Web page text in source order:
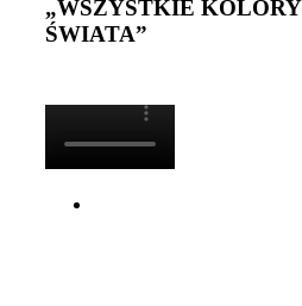
„WSZYSTKIE KOLORY
ŚWIATA”